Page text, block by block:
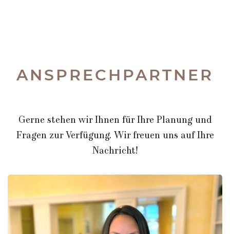
ANSPRECHPARTNER
Gerne stehen wir Ihnen für Ihre Planung und
Fragen zur Verfügung. Wir freuen uns auf Ihre
Nachricht!